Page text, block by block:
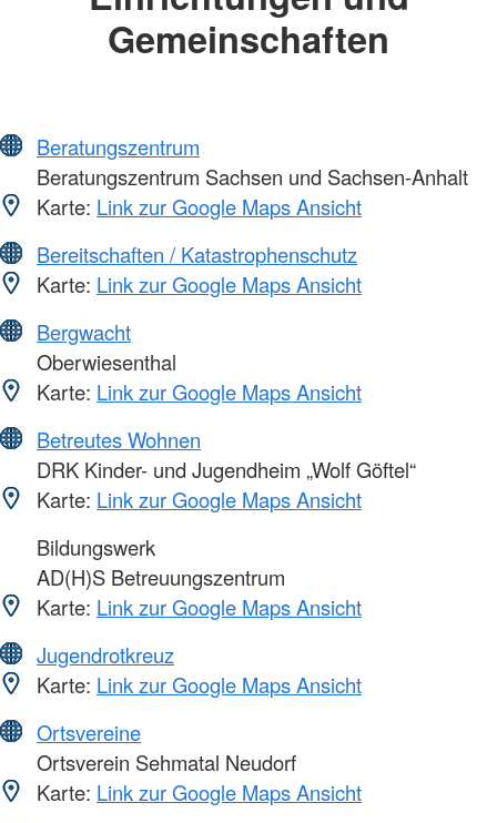
Gemeinschaften
Beratungszentrum
Beratungszentrum Sachsen und Sachsen-Anhalt
Karte: Link zur Google Maps Ansicht
Bereitschaften / Katastrophenschutz
Karte: Link zur Google Maps Ansicht
Bergwacht
Oberwiesenthal
Karte: Link zur Google Maps Ansicht
Betreutes Wohnen
DRK Kinder- und Jugendheim „Wolf Göftel“
Karte: Link zur Google Maps Ansicht
Bildungswerk
AD(H)S Betreuungszentrum
Karte: Link zur Google Maps Ansicht
Jugendrotkreuz
Karte: Link zur Google Maps Ansicht
Ortsvereine
Ortsverein Sehmatal Neudorf
Karte: Link zur Google Maps Ansicht